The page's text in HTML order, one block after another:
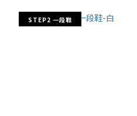
STEP2 一段鞋